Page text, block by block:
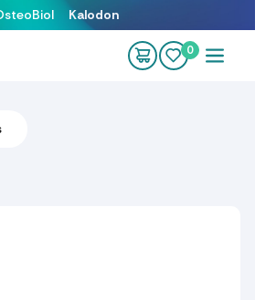
Kalodon
0